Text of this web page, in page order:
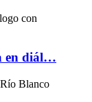
en diál…